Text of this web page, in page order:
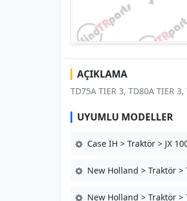
AÇIKLAMA
TD75A TIER 3, TD80A TIER
UYUMLU MODELLER
Case IH > Traktör > JX
New Holland > Traktör >
New Holland > Traktör >